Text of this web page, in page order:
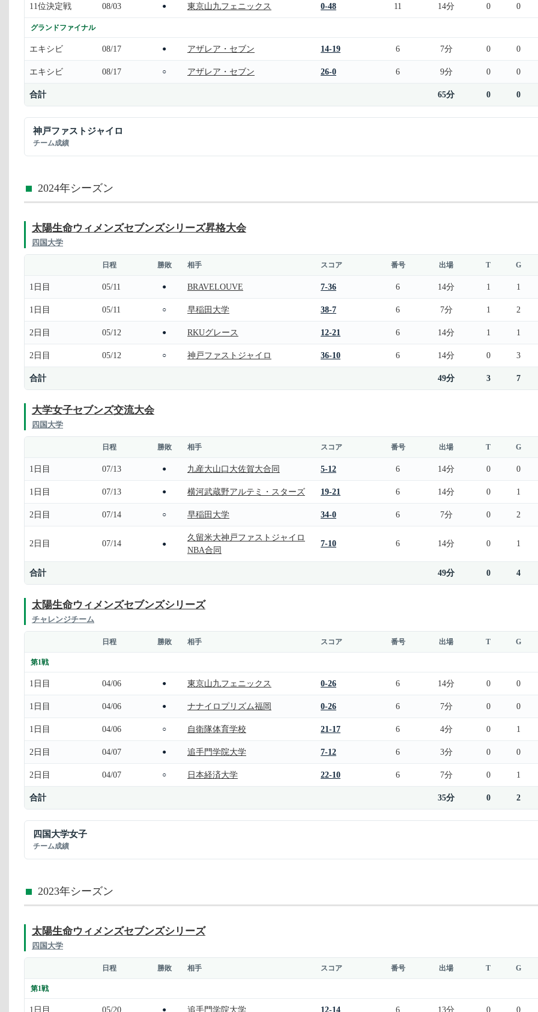
11位決定戦 08/03 ● 東京山九フェニックス 0-48 11 14分 0 0
グランドファイナル
エキシビ 08/17 ● アザレア・セブン 14-19 6 7分 0 0
エキシビ 08/17 ○ アザレア・セブン 26-0 6 9分 0 0
合計 65分 0 0
神戸ファストジャイロ
チーム成績
2024年シーズン
太陽生命ウィメンズセブンズシリーズ昇格大会
四国大学
日程 勝敗 相手 スコア 番号 出場 T G
1日目 05/11 ● BRAVELOUVE 7-36 6 14分 1 1
1日目 05/11 ○ 早稲田大学 38-7 6 7分 1 2
2日目 05/12 ● RKUグレース 12-21 6 14分 1 1
2日目 05/12 ○ 神戸ファストジャイロ 36-10 6 14分 0 3
合計 49分 3 7
大学女子セブンズ交流大会
四国大学
日程 勝敗 相手 スコア 番号 出場 T G
1日目 07/13 ● 九産大山口大佐賀大合同 5-12 6 14分 0 0
1日目 07/13 ● 横河武蔵野アルテミ・スターズ 19-21 6 14分 0 1
2日目 07/14 ○ 早稲田大学 34-0 6 7分 0 2
2日目 07/14 ●
久留米大神戸ファストジャイロ
NBA合同
7-10 6 14分 0 1
合計 49分 0 4
太陽生命ウィメンズセブンズシリーズ
チャレンジチーム
日程 勝敗 相手 スコア 番号 出場 T G
第1戦
1日目 04/06 ● 東京山九フェニックス 0-26 6 14分 0 0
1日目 04/06 ● ナナイロプリズム福岡 0-26 6 7分 0 0
1日目 04/06 ○ 自衛隊体育学校 21-17 6 4分 0 1
2日目 04/07 ● 追手門学院大学 7-12 6 3分 0 0
2日目 04/07 ○ 日本経済大学 22-10 6 7分 0 1
合計 35分 0 2
四国大学女子
チーム成績
2023年シーズン
太陽生命ウィメンズセブンズシリーズ
四国大学
日程 勝敗 相手 スコア 番号 出場 T G
第1戦
1日目 05/20 ● 追手門学院大学 12-14 6 13分 0 0